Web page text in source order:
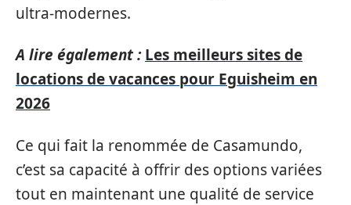
ultra-modernes.
A lire également : Les meilleurs sites de
locations de vacances pour Eguisheim en
2026
Ce qui fait la renommée de Casamundo,
c’est sa capacité à offrir des options variées
tout en maintenant une qualité de service